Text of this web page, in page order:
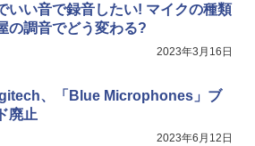
いい音で録音したい! マイクの種類
の調音でどう変わる?
2023年3月16日
、「Blue Microphones」ブ
廃止
2023年6月12日